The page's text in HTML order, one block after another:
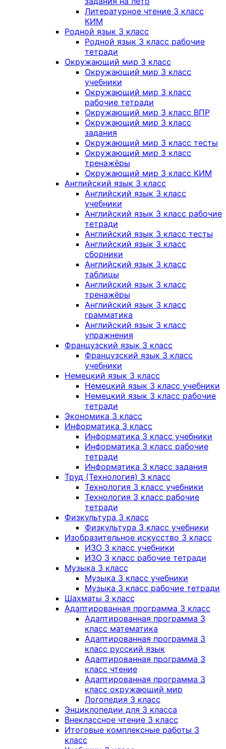
Литературное чтение 3 класс
КИМ
Родной язык 3 класс
Родной язык 3 класс рабочие
тетради
Окружающий мир 3 класс
Окружающий мир 3 класс
учебники
Окружающий мир 3 класс
рабочие тетради
Окружающий мир 3 класс ВПР
Окружающий мир 3 класс
задания
Окружающий мир 3 класс тесты
Окружающий мир 3 класс
тренажёры
Окружающий мир 3 класс КИМ
Английский язык 3 класс
Английский язык 3 класс
учебники
Английский язык 3 класс рабочие
тетради
Английский язык 3 класс тесты
Английский язык 3 класс
сборники
Английский язык 3 класс
таблицы
Английский язык 3 класс
тренажёры
Английский язык 3 класс
грамматика
Английский язык 3 класс
упражнения
Французский язык 3 класс
Французский язык 3 класс
учебники
Немецкий язык 3 класс
Немецкий язык 3 класс учебники
Немецкий язык 3 класс рабочие
тетради
Экономика 3 класс
Информатика 3 класс
Информатика 3 класс учебники
Информатика 3 класс рабочие
тетради
Информатика 3 класс задания
Труд (Технология) 3 класс
Технология 3 класс учебники
Технология 3 класс рабочие
тетради
Физкультура 3 класс
Физкультура 3 класс учебники
Изобразительное искусство 3 класс
ИЗО 3 класс учебники
ИЗО 3 класс рабочие тетради
Музыка 3 класс
Музыка 3 класс учебники
Музыка 3 класс рабочие тетради
Шахматы 3 класс
Адаптированная программа 3 класс
Адаптированная программа 3
класс математика
Адаптированная программа 3
класс русский язык
Адаптированная программа 3
класс чтение
Адаптированная программа 3
класс окружающий мир
Логопедия 3 класс
Энциклопедии для 3 класса
Внеклассное чтение 3 класс
Итоговые комплексные работы 3
класс